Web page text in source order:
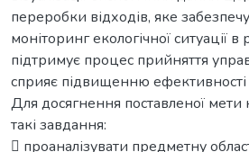
переробки відходів, яке
моніторинг екологічної ситуації в
підтримує процес прийняття
сприяє підвищенню ефективності
Для досягнення поставленої
такі завдання:
 проаналізувати предметну